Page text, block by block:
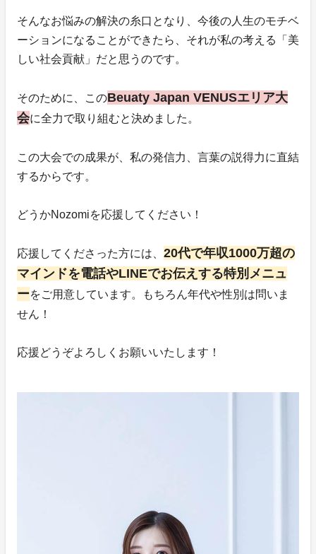
そんなお悩みの解決の糸口となり、今後の人生のモチベ
ーションになることができたら、それが私の考える「美
しい社会貢献」だと思うのです。
そのために、このBeuaty Japan VENUSエリア大
会に全力で取り組むと決めました。
この大会での成果が、私の発信力、言葉の説得力に直結
するからです。
どうかNozomiを応援してください！
応援してくださった方には、 20代で年収1000万超の
マインドを電話やLINEでお伝えする特別メニュ
ーをご用意しています。もちろん年代や性別は問いま
せん！
応援どうぞよろしくお願いいたします！